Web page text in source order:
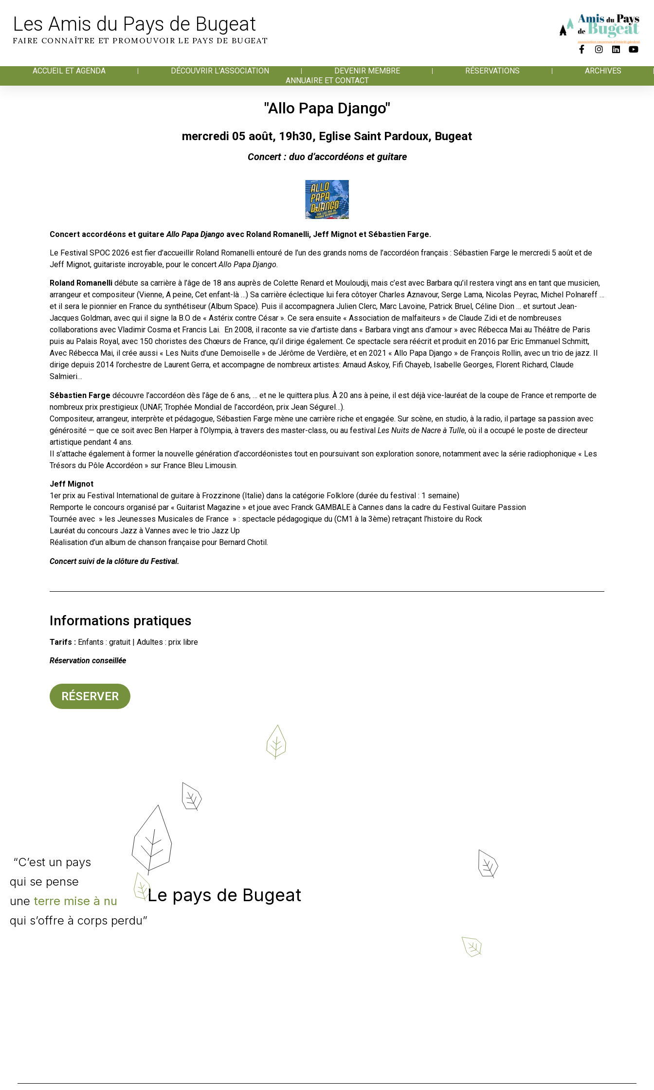
Les Amis du Pays de Bugeat
FAIRE CONNAÎTRE ET PROMOUVOIR LE PAYS DE BUGEAT
ACCUEIL ET AGENDA DÉCOUVRIR L’ASSOCIATION DEVENIR MEMBRE RÉSERVATIONS
ARCHIVES
ANNUAIRE ET CONTACT
"Allo Papa Django"
mercredi 05 août, 19h30, Eglise Saint Pardoux, Bugeat
Concert : duo d’accordéons et guitare
Concert accordéons et guitare Allo Papa Django avec Roland Romanelli, Jeff Mignot et Sébastien Farge.
Le Festival SPOC 2026 est fier d’accueillir Roland Romanelli entouré de l’un des grands noms de l’accordéon français : Sébastien Farge le mercredi 5 août et de
Jeff Mignot, guitariste incroyable, pour le concertAllo Papa Django.
Roland Romanelli débute sa carrière à l’âge de 18 ans auprès de Colette Renard et Mouloudji, mais c’est avec Barbara qu’il restera vingt ans en tant que musicien,
arrangeur et compositeur (Vienne, A peine, Cet enfant-là …) Sa carrière éclectique lui fera côtoyer Charles Aznavour, Serge Lama, Nicolas Peyrac, Michel Polnareff …
et il sera le pionnier en France du synthétiseur (Album Space). Puis il accompagnera Julien Clerc, Marc Lavoine, Patrick Bruel, Céline Dion … et surtout Jean-
Jacques Goldman, avec qui il signe la B.O de « Astérix contre César ». Ce sera ensuite « Association de malfaiteurs » de Claude Zidi et de nombreuses
collaborations avec Vladimir Cosma et Francis Lai. En 2008, il raconte sa vie d’artiste dans « Barbara vingt ans d’amour » avec Rébecca Mai au Théâtre de Paris
puis au Palais Royal, avec 150 choristes des Chœurs de France, qu’il dirige également. Ce spectacle sera réécrit et produit en 2016 par Eric Emmanuel Schmitt,
Avec Rébecca Mai, il crée aussi « Les Nuits d’une Demoiselle » de Jérôme de Verdière, et en 2021 « Allo Papa Django » de François Rollin, avec un trio de jazz. Il
dirige depuis 2014 l’orchestre de Laurent Gerra, et accompagne de nombreux artistes: Arnaud Askoy, Fifi Chayeb, Isabelle Georges, Florent Richard, Claude
Salmieri…
Sébastien Farge découvre l’accordéon dès l’âge de 6 ans, … et ne le quittera plus. À 20 ans à peine, il est déjà vice-lauréat de la coupe de France et remporte de
nombreux prix prestigieux (UNAF, Trophée Mondial de l’accordéon, prix Jean Ségurel…).
Compositeur, arrangeur, interprète et pédagogue, Sébastien Farge mène une carrière riche et engagée. Sur scène, en studio, à la radio, il partage sa passion avec
générosité — que ce soit avec Ben Harper à l’Olympia, à travers des master-class, ou au festival Les Nuits de Nacre à Tulle, où il a occupé le poste de directeur
artistique pendant 4 ans.
Il s’attache également à former la nouvelle génération d’accordéonistes tout en poursuivant son exploration sonore, notamment avec la série radiophonique « Les
Trésors du Pôle Accordéon » sur France Bleu Limousin.
Jeff Mignot
1er prix au Festival International de guitare à Frozzinone (Italie) dans la catégorie Folklore (durée du festival : 1 semaine)
Remporte le concours organisé par « Guitarist Magazine » et joue avec Franck GAMBALE à Cannes dans la cadre du Festival Guitare Passion
Tournée avec » les Jeunesses Musicales de France » : spectacle pédagogique du (CM1 à la 3ème) retraçant l’histoire du Rock
Lauréat du concours Jazz à Vannes avec le trio Jazz Up
Réalisation d’un album de chanson française pour Bernard Chotil.
Concert suivi de la clôture du Festival.
Informations pratiques
Tarifs : Enfants : gratuit | Adultes : prix libre
Réservation conseillée
RÉSERVER
“C’est un pays
qui se pense
une terre mise à nu
qui s’offre à corps perdu”
Le pays de Bugeat